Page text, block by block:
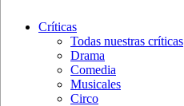
Críticas
Todas nuestras críticas
Drama
Comedia
Musicales
Circo